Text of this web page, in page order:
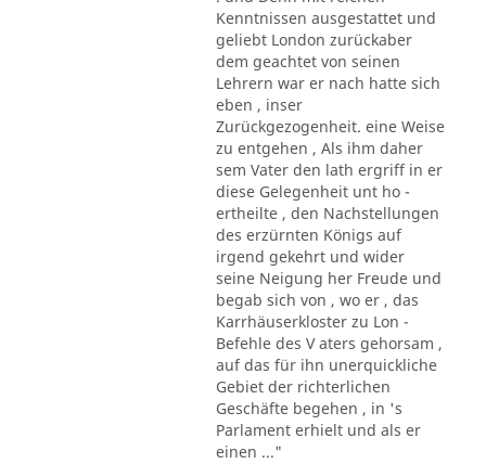
Kenntnissen ausgestattet und
geliebt London zurückaber
dem geachtet von seinen
Lehrern war er nach hatte sich
eben , inser
Zurückgezogenheit. eine Weise
zu entgehen , Als ihm daher
sem Vater den lath ergriff in er
diese Gelegenheit unt ho -
ertheilte , den Nachstellungen
des erzürnten Königs auf
irgend gekehrt und wider
seine Neigung her Freude und
begab sich von , wo er , das
Karrhäuserkloster zu Lon -
Befehle des V aters gehorsam ,
auf das für ihn unerquickliche
Gebiet der richterlichen
Geschäfte begehen , in 's
Parlament erhielt und als er
einen ..."